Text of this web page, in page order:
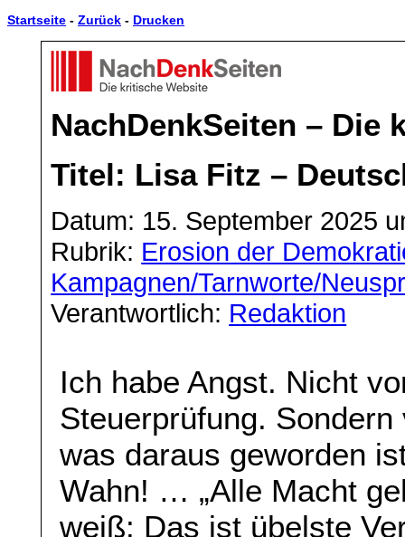
Startseite - Zurück - Drucken
NachDenkSeiten – Die
Titel: Lisa Fitz –
Datum: 15. September 2025
Rubrik: Erosion der
Kampagnen/Tarnworte/
Verantwortlich: Redaktion
Ich habe Angst. Nicht
Steuerprüfung.
was daraus geworden
Wahn! … „Alle Macht
weiß: Das ist übelste